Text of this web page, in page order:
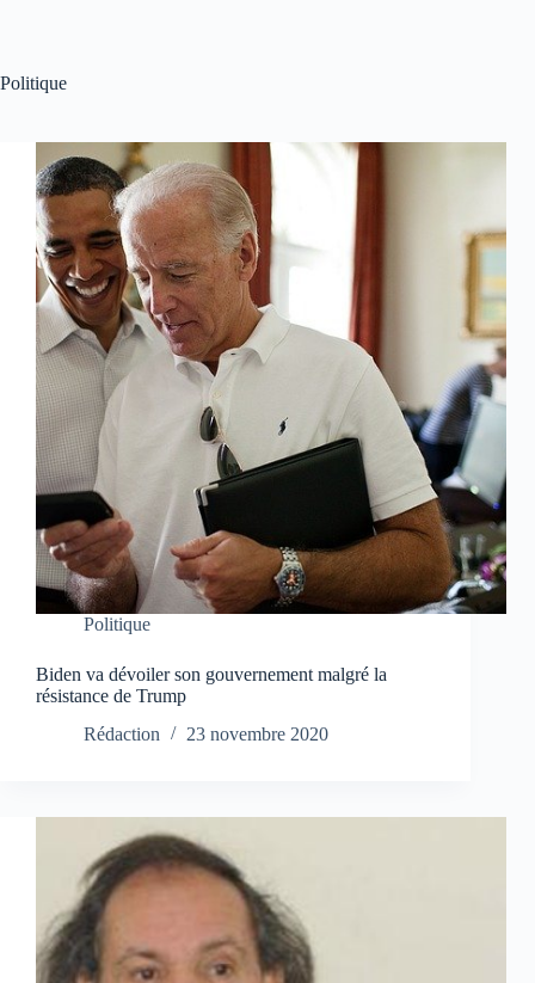
Politique
Politique
Biden va dévoiler son gouvernement malgré la
résistance de Trump
Rédaction
23 novembre 2020